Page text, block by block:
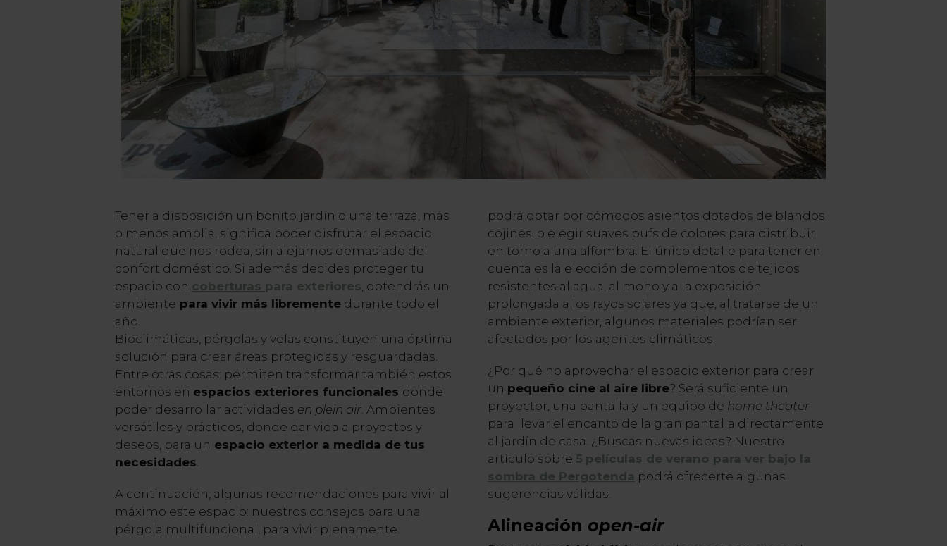
Tener a disposición un bonito jardín o una terraza, más
o menos amplia, significa poder disfrutar el espacio
natural que nos rodea, sin alejarnos demasiado del
confort doméstico. Si además decides proteger tu
espacio con coberturas para exteriores , obtendrás un
ambiente para vivir más librementedurante todo el
año.
Bioclimáticas, pérgolas y velas constituyen una óptima
solución para crear áreas protegidas y resguardadas.
Entre otras cosas: permiten transformar también estos
entornos en espacios exteriores funcionales donde
poder desarrollar actividades en plein air. Ambientes
versátiles y prácticos, donde dar vida a proyectos y
deseos, para un espacio exterior a medida de tus
necesidades
A continuación, algunas recomendaciones para vivir al
máximo este espacio: nuestros consejos para una
pérgola multifuncional, para vivir plenamente.
podrá optar por cómodos asientos dotados de blandos
cojines, o elegir suaves pufs de colores para distribuir
en torno a una alfombra. El único detalle para tener en
cuenta es la elección de complementos de tejidos
resistentes al agua, al moho y a la exposición
prolongada a los rayos solares ya que, al tratarse de un
ambiente exterior, algunos materiales podrían ser
afectados por los agentes climáticos.
¿Por qué no aprovechar el espacio exterior para crear
un pequeño cine al aire libre? Será suficiente un
proyector, una pantalla y un equipo de home theater
para llevar el encanto de la gran pantalla directamente
al jardín de casa. ¿Buscas nuevas ideas? Nuestro
artículo sobre 5 películas de verano para ver bajo la
sombra de Pergotenda podrá ofrecerte algunas
sugerencias válidas.
Alineación open-air